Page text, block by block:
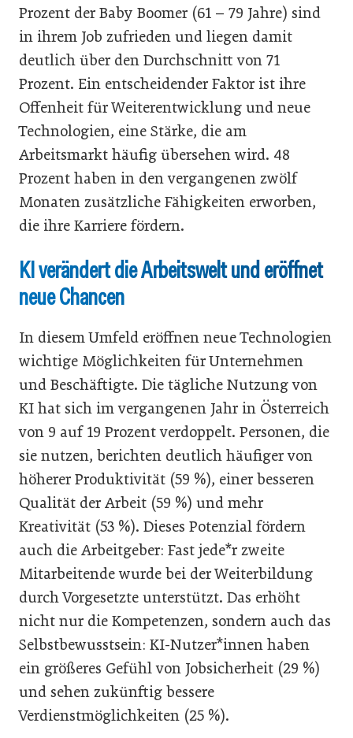
Prozent der Baby Boomer (61 – 79 Jahre) sind
in ihrem Job zufrieden und liegen damit
deutlich über den Durchschnitt von 71
Prozent. Ein entscheidender Faktor ist ihre
Offenheit für Weiterentwicklung und neue
Technologien, eine Stärke, die am
Arbeitsmarkt häufig übersehen wird. 48
Prozent haben in den vergangenen zwölf
Monaten zusätzliche Fähigkeiten erworben,
die ihre Karriere fördern.
KI verändert die Arbeitswelt und eröffnet
neue Chancen
In diesem Umfeld eröffnen neue Technologien
wichtige Möglichkeiten für Unternehmen
und Beschäftigte. Die tägliche Nutzung von
KI hat sich im vergangenen Jahr in Österreich
von 9 auf 19 Prozent verdoppelt. Personen, die
sie nutzen, berichten deutlich häufiger von
höherer Produktivität (59 %), einer besseren
Qualität der Arbeit (59 %) und mehr
Kreativität (53 %). Dieses Potenzial fördern
auch die Arbeitgeber: Fast jede*r zweite
Mitarbeitende wurde bei der Weiterbildung
durch Vorgesetzte unterstützt. Das erhöht
nicht nur die Kompetenzen, sondern auch das
Selbstbewusstsein: KI-Nutzer*innen haben
ein größeres Gefühl von Jobsicherheit (29 %)
und sehen zukünftig bessere
Verdienstmöglichkeiten (25 %).